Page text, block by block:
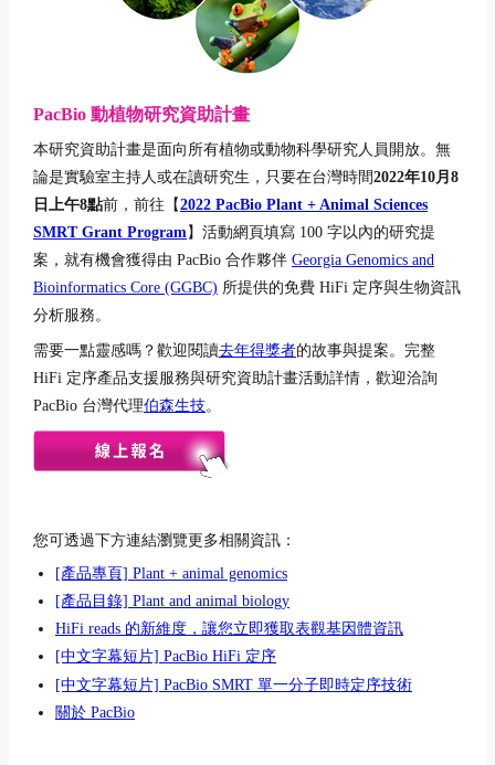
PacBio 動植物研究資助計畫
本研究資助計畫是面向所有植物或動物科學研究人員開放。無
論是實驗室主持人或在讀研究生，只要在台灣時間2022年10月8
日上午8點前，前往【2022 PacBio Plant + Animal Sciences
SMRT Grant Program】活動網頁填寫 100 字以內的研究提
案，就有機會獲得由 PacBio 合作夥伴 Georgia Genomics and
Bioinformatics Core (GGBC) 所提供的免費 HiFi 定序與生物資訊
分析服務。
需要一點靈感嗎？歡迎閱讀去年得獎者的故事與提案。完整
HiFi 定序產品支援服務與研究資助計畫活動詳情，歡迎洽詢
PacBio 台灣代理伯森生技。
您可透過下方連結瀏覽更多相關資訊：
[產品專頁] Plant + animal genomics
[產品目錄] Plant and animal biology
HiFi reads 的新維度，讓您立即獲取表觀基因體資訊
[中文字幕短片] PacBio HiFi 定序
[中文字幕短片] PacBio SMRT 單一分子即時定序技術
關於 PacBio